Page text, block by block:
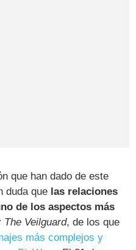
que han dado de este
duda que las relaciones
de los aspectos más
The Veilguard, de los que
más complejos y